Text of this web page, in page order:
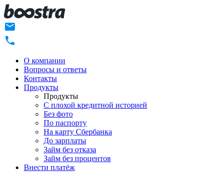
О компании
Вопросы и ответы
Контакты
Продукты
Продукты
C плохой кредитной историей
Без фото
По паспорту
На карту Сбербанка
До зарплаты
Займ без отказа
Займ без процентов
Внести платёж